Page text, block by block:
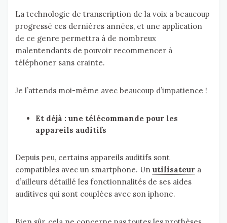
La technologie de transcription de la voix a beaucoup
progressé ces dernières années, et une application
de ce genre permettra à de nombreux
malentendants de pouvoir recommencer à
téléphoner sans crainte.
Je l’attends moi-même avec beaucoup d’impatience !
Et déjà : une télécommande pour les
appareils auditifs
Depuis peu, certains appareils auditifs sont
compatibles avec un smartphone. Un utilisateur a
d’ailleurs détaillé les fonctionnalités de ses aides
auditives qui sont couplées avec son iphone.